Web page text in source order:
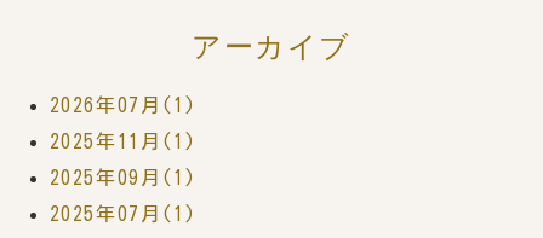
アーカイブ
2026年07月(1)
2025年11月(1)
2025年09月(1)
2025年07月(1)